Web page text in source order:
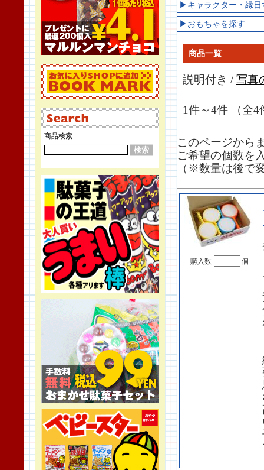
商品検索
▶キャラクター・縁日
▶おもちゃを探す
商品一覧
説明付き /写真
1件～4件 （全4
このページから
ご希望の個数を
（※数量は後で
購入数 個